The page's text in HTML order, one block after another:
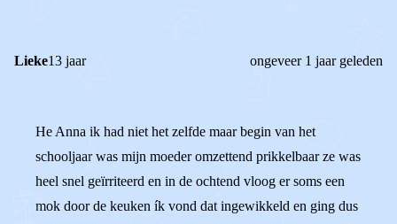
Lieke13 jaar ongeveer 1 jaar geleden
He Anna ik had niet het zelfde maar begin van het
schooljaar was mijn moeder omzettend prikkelbaar ze was
heel snel geïrriteerd en in de ochtend vloog er soms een
mok door de keuken ík vond dat ingewikkeld en ging dus